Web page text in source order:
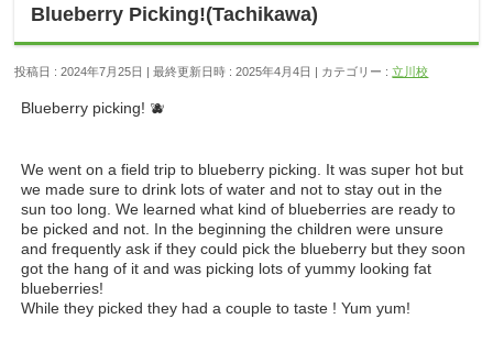
Blueberry Picking!(Tachikawa)
投稿日 : 2024年7月25日 最終更新日時 : 2025年4月4日 カテゴリー :立川校
Blueberry picking! 🫐
We went on a field trip to blueberry picking. It was super hot but
we made sure to drink lots of water and not to stay out in the
sun too long. We learned what kind of blueberries are ready to
be picked and not. In the beginning the children were unsure
and frequently ask if they could pick the blueberry but they soon
got the hang of it and was picking lots of yummy looking fat
blueberries!
While they picked they had a couple to taste ! Yum yum!